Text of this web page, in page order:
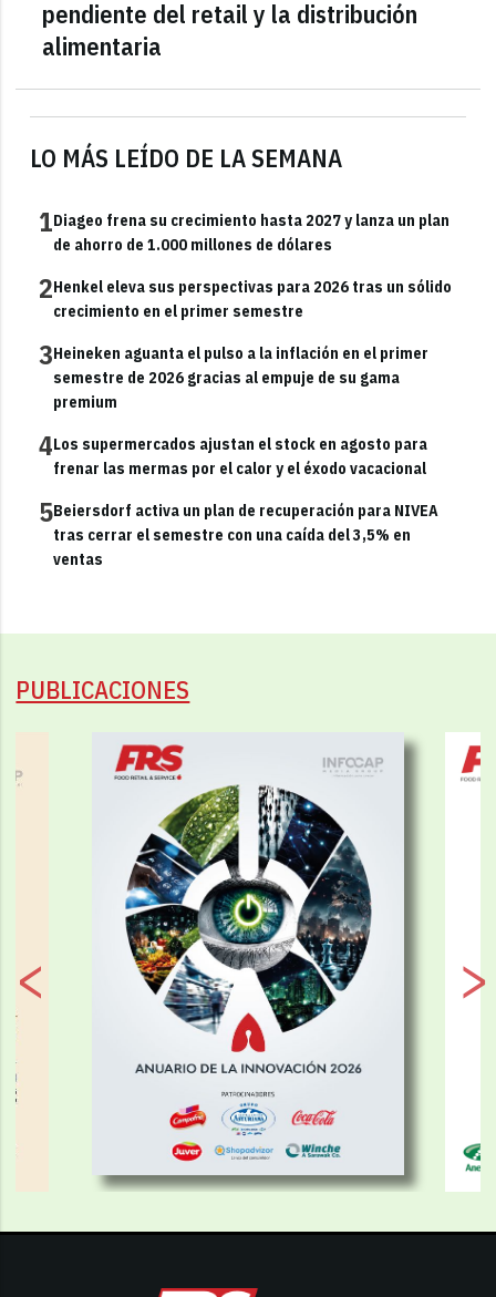
LO MÁS LEÍDO DE LA SEMANA
1Diageo frena su crecimiento hasta 2027 y lanza un plan
de ahorro de 1.000 millones de dólares
2Henkel eleva sus perspectivas para 2026 tras un sólido
crecimiento en el primer semestre
3Heineken aguanta el pulso a la inflación en el primer
semestre de 2026 gracias al empuje de su gama
premium
4Los supermercados ajustan el stock en agosto para
frenar las mermas por el calor y el éxodo vacacional
5Beiersdorf activa un plan de recuperación para NIVEA
tras cerrar el semestre con una caída del 3,5% en
ventas
pendiente del retail y la distribución
alimentaria
PUBLICACIONES